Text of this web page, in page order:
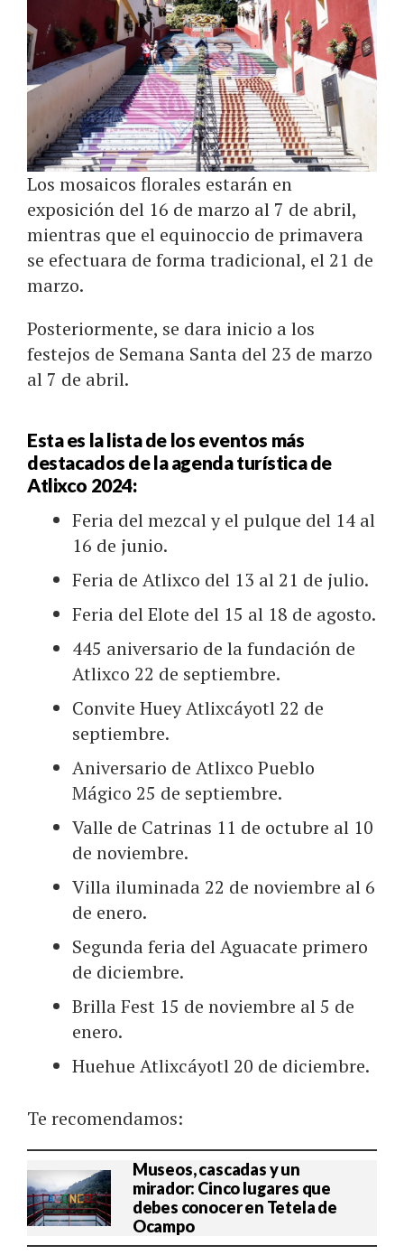
Los mosaicos florales estarán en
exposición del 16 de marzo al 7 de abril,
mientras que el equinoccio de primavera
se efectuara de forma tradicional, el 21 de
marzo.
Posteriormente, se dara inicio a los
festejos de Semana Santa del 23 de marzo
al 7 de abril.
Esta es la lista de los eventos más
destacados de la agenda turística de
Atlixco 2024:
Feria del mezcal y el pulque del 14 al
16 de junio.
Feria de Atlixco del 13 al 21 de julio.
Feria del Elote del 15 al 18 de agosto.
445 aniversario de la fundación de
Atlixco 22 de septiembre.
Convite Huey Atlixcáyotl 22 de
septiembre.
Aniversario de Atlixco Pueblo
Mágico 25 de septiembre.
Valle de Catrinas 11 de octubre al 10
de noviembre.
Villa iluminada 22 de noviembre al 6
de enero.
Segunda feria del Aguacate primero
de diciembre.
Brilla Fest 15 de noviembre al 5 de
enero.
Huehue Atlixcáyotl 20 de diciembre.
Te recomendamos:
Museos, cascadas y un
mirador: Cinco lugares que
debes conocer en Tetela de
Ocampo